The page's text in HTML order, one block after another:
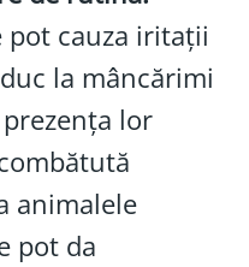
pot cauza iritații
la mâncărimi
lor
animalele
pot da